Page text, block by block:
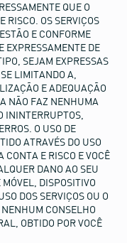
QUE O
RISCO. OS SERVIÇOS
E CONFORME
EXPRESSAMENTE DE
SEJAM EXPRESSAS
LIMITANDO A,
E ADEQUAÇÃO
NÃO FAZ NENHUMA
ININTERRUPTOS,
O USO DE
ATRAVÉS DO USO
CONTA E RISCO E VOCÊ
DANO AO SEU
DISPOSITIVO
DOS SERVIÇOS OU O
CONSELHO
OBTIDO POR VOCÊ